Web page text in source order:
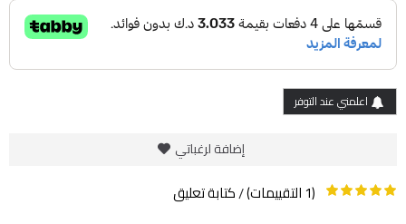
اعلمني عند التوفر
إضافة لرغباتي
(1 التقييمات) /كتابة تعليق